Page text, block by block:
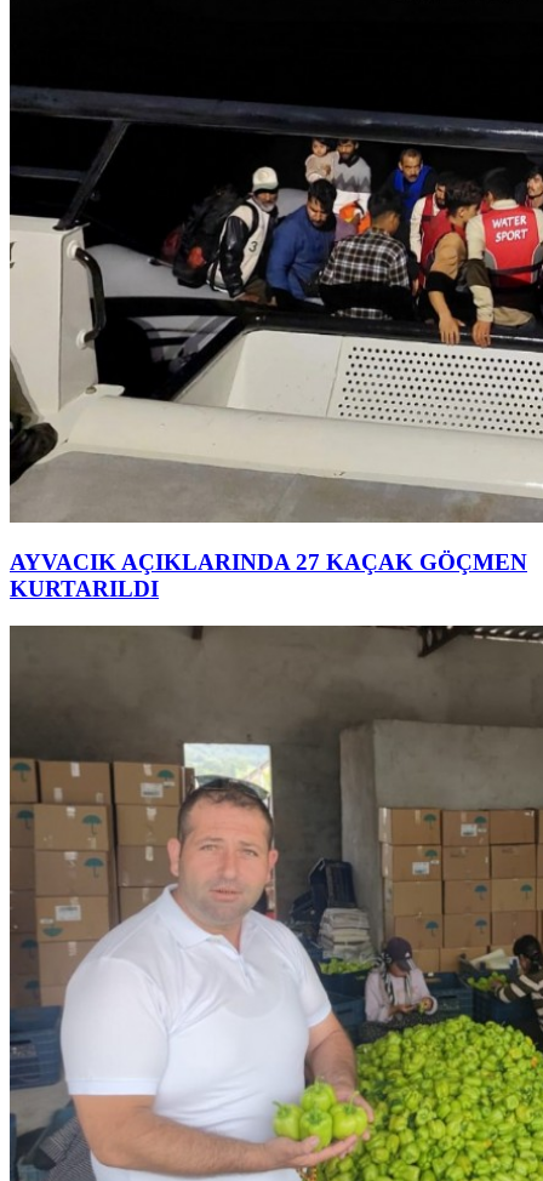
AYVACIK AÇIKLARINDA 27 KAÇAK GÖÇMEN
KURTARILDI